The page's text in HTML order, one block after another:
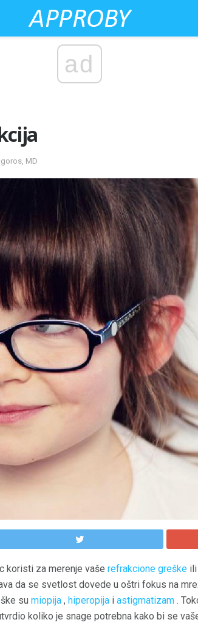
ad
MD
koristi za merenje vaše refrakcione greške
da se svetlost dovede u oštri fokus na
su miopija , hiperopija i astigmatizam .
koliko je snage potrebna kako bi se